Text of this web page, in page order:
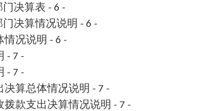
门决算表 - 6 -
决算情况说明 - 6 -
情况说明 - 6 -
- 7 -
- 7 -
决算总体情况说明 - 7 -
款支出决算情况说明 - 7 -